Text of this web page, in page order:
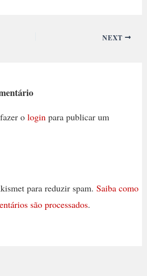
NEXT
o loginpara publicar um
para reduzir spam. Saiba como
são processados.